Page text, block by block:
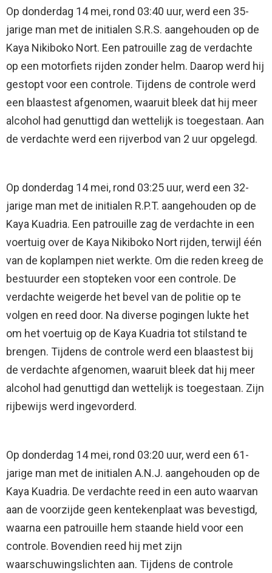
Op donderdag 14 mei, rond 03:40 uur, werd een 35-
jarige man met de initialen S.R.S. aangehouden op de
Kaya Nikiboko Nort. Een patrouille zag de verdachte
op een motorfiets rijden zonder helm. Daarop werd hij
gestopt voor een controle. Tijdens de controle werd
een blaastest afgenomen, waaruit bleek dat hij meer
alcohol had genuttigd dan wettelijk is toegestaan. Aan
de verdachte werd een rijverbod van 2 uur opgelegd.
Op donderdag 14 mei, rond 03:25 uur, werd een 32-
jarige man met de initialen R.P.T. aangehouden op de
Kaya Kuadria. Een patrouille zag de verdachte in een
voertuig over de Kaya Nikiboko Nort rijden, terwijl één
van de koplampen niet werkte. Om die reden kreeg de
bestuurder een stopteken voor een controle. De
verdachte weigerde het bevel van de politie op te
volgen en reed door. Na diverse pogingen lukte het
om het voertuig op de Kaya Kuadria tot stilstand te
brengen. Tijdens de controle werd een blaastest bij
de verdachte afgenomen, waaruit bleek dat hij meer
alcohol had genuttigd dan wettelijk is toegestaan. Zijn
rijbewijs werd ingevorderd.
Op donderdag 14 mei, rond 03:20 uur, werd een 61-
jarige man met de initialen A.N.J. aangehouden op de
Kaya Kuadria. De verdachte reed in een auto waarvan
aan de voorzijde geen kentekenplaat was bevestigd,
waarna een patrouille hem staande hield voor een
controle. Bovendien reed hij met zijn
waarschuwingslichten aan. Tijdens de controle